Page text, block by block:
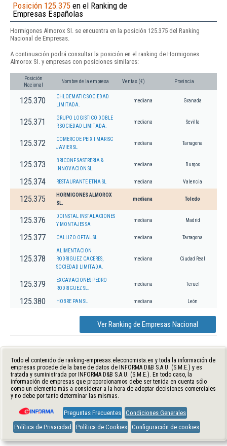
Posición 125.375 en el Ranking de
Empresas Españolas
Hormigones Almorox Sl. se encuentra en la posición 125.375 del Ranking
Nacional de Empresas.
A continuación podrá consultar la posición en el ranking de Hormigones
Almorox Sl. y empresas con posiciones similares:
Posición
Nacional
Nombre de la empresa Ventas (€) Provincia
125.370
CHLOEMATIC SOCIEDAD
LIMITADA.
mediana Granada
125.371
GRUPO LOGISTICO DOBLE
R SOCIEDAD LIMITADA.
mediana Sevilla
125.372
COMERC DE PEIX I MARISC
JAVIER SL
mediana Tarragona
125.373
BRICONF SASTRERIA &
INNOVACION SL.
mediana Burgos
125.374 RESTAURANTE ETNA SL mediana Valencia
125.375
HORMIGONES ALMOROX
SL.
mediana Toledo
125.376
DOINSTAL INSTALACIONES
Y MONTAJES SA
mediana Madrid
125.377 CALLIZO OFTAL SL mediana Tarragona
125.378
ALIMENTACION
RODRIGUEZ CACERES,
SOCIEDAD LIMITADA.
mediana Ciudad Real
125.379
EXCAVACIONES PEDRO
RODRIGUEZ SL.
mediana Teruel
125.380 HOBRE PAN SL mediana León
Ver Ranking de Empresas Nacional
Todo el contenido de ranking-empresas.eleconomista.es y toda la información de
empresas procede de la base de datos de INFORMA D&B S.A.U. (S.M.E.) y es
tratada y suministrada por INFORMA D&B S.A.U. (S.M.E.). En todo caso, la
información de empresas que proporcionamos debe ser tenida en cuenta sólo
como un elemento más a considerar a la hora de adoptar decisiones comerciales
y no debe por tanto determinar las mismas.
Preguntas Frecuentes Condiciones Generales
Política de Privacidad
Política de Cookies Configuración de cookies